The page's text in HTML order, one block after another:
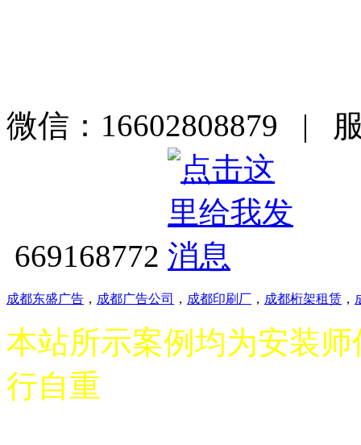
微信：16602808879 |
669168772
成都东盛广告 ， 成都广告公司 ， 成都印刷厂 ， 成都桁架租赁 ，
本站所示案例均为安装
行自重